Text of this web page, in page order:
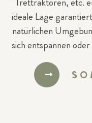
ideale Lage
natürlichen
sich entspannen